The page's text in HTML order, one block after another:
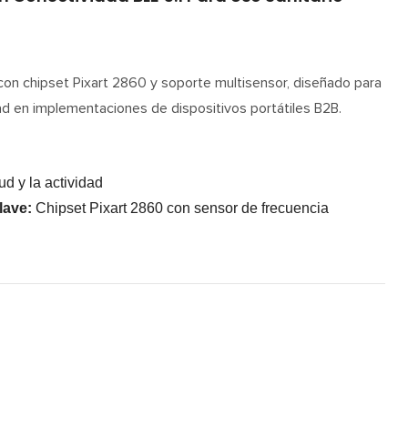
chipset Pixart 2860 y soporte multisensor, diseñado para
en implementaciones de dispositivos portátiles B2B.
y la actividad
Chipset Pixart 2860 con sensor de frecuencia